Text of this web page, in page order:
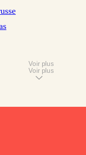
Voir plus
Voir plus